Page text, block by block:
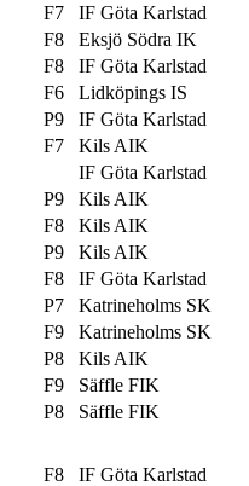
F7
IF Göta Karlstad
F8
Eksjö Södra IK
F8
IF Göta Karlstad
F6
Lidköpings IS
P9
IF Göta Karlstad
F7
Kils AIK
IF Göta Karlstad
P9
Kils AIK
F8
Kils AIK
P9
Kils AIK
F8
IF Göta Karlstad
P7
Katrineholms SK
F9
Katrineholms SK
P8
Kils AIK
F9
Säffle FIK
P8 Säffle FIK
F8
IF Göta Karlstad